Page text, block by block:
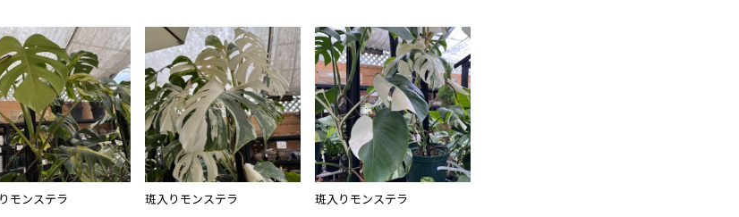
モンステラ 斑入りモンステラ 斑入りモンステラ